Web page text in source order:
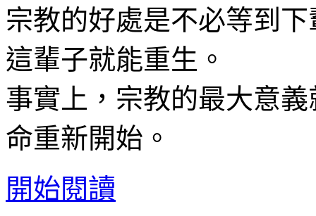
宗教的好處是不必等到
這輩子就能重生。
事實上，宗教的最大意
命重新開始。
開始閱讀